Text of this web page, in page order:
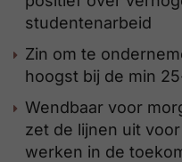
studentenarbeid
Zin om te
hoogst bij de min
Wendbaar voor
zet de lijnen uit
werken in de